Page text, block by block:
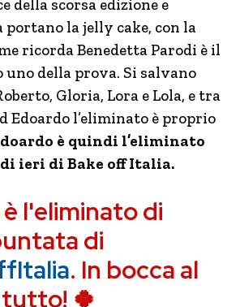
della scorsa edizione e
portano la jelly cake, con la
ricorda Benedetta Parodi è il
uno della prova. Si salvano
Gloria, Lora e Lola, e tra
Edoardo l’eliminato è proprio
è quindi l’eliminato
ieri di Bake off Italia.
l'eliminato di
di
. In bocca al
🍀